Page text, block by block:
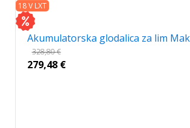
18 V LXT
Akumulatorska glodalica za lim
328,80€
279,48 €